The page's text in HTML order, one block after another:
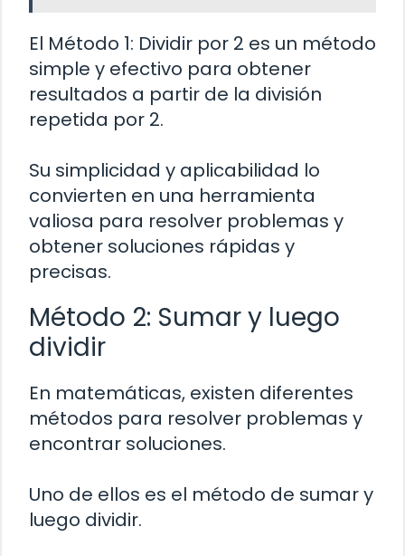
El Método 1: Dividir por 2 es un método
simple y efectivo para obtener
resultados a partir de la división
repetida por 2.
Su simplicidad y aplicabilidad lo
convierten en una herramienta
valiosa para resolver problemas y
obtener soluciones rápidas y
precisas.
Método 2: Sumar y luego
dividir
En matemáticas, existen diferentes
métodos para resolver problemas y
encontrar soluciones.
Uno de ellos es el método de sumar y
luego dividir.